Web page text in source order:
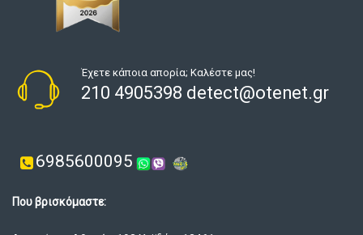
Έχετε κάποια απορία; Καλέστε μας!
210 4905398 detect@otenet.gr
6985600095
Που βρισκόμαστε: